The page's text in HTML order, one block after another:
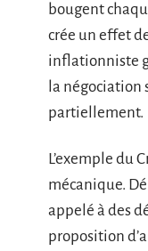
bougent
crée un effet
inflationniste
la négociation
partiellement.
L’exemple du
mécanique.
appelé à des
proposition